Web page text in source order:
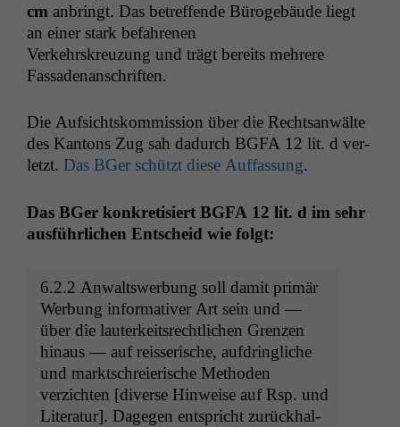
cm anbringt. Das betr­e­f­fende Büro­ge­bäude liegt
an ein­er stark befahrenen
Verkehrskreuzung und trägt bere­its mehrere
Fassadenanschriften.
Die Auf­sicht­skom­mis­sion über die Recht­san­wälte
des Kan­tons Zug sah dadurch BGFA 12 lit. d ver­
let­zt. Das BGer schützt diese Auf­fas­sung.
Das BGer konkretisiert BGFA 12 lit. d im sehr
aus­führlichen Entscheid wie folgt:
6.2.2 Anwaltswer­bung soll damit primär
Wer­bung infor­ma­tiv­er Art sein und —
über die lauterkeit­srechtlichen Gren­zen
hin­aus — auf reis­serische, auf­dringliche
und mark­tschreierische Meth­o­d­en
verzicht­en [diverse Hin­weise auf Rsp. und
Lit­er­atur]. Dage­gen entspricht zurück­hal­